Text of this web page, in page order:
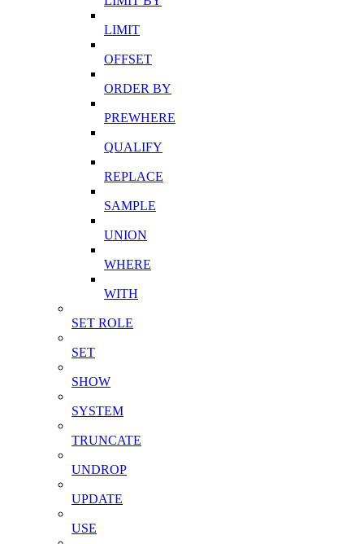
LIMIT
OFFSET
ORDER BY
PREWHERE
QUALIFY
REPLACE
SAMPLE
UNION
WHERE
WITH
SET ROLE
SET
SHOW
SYSTEM
TRUNCATE
UNDROP
UPDATE
USE